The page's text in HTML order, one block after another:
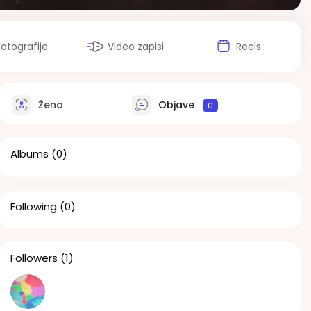
Video zapisi Reels
Žena Objave 0
Albums (0)
Following (0)
Followers (1)